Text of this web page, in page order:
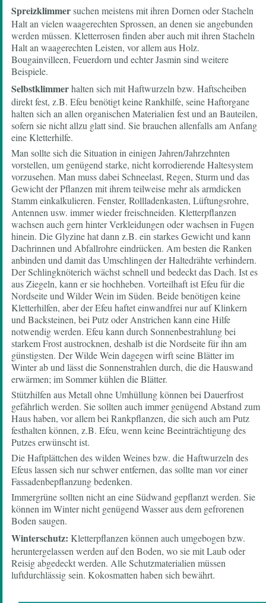
Spreizklimmersuchen meistens mit ihren Dornen oder Stacheln
Halt an vielen waagerechten Sprossen, an denen sie angebunden
werden müssen. Kletterrosen finden aber auch mit ihren Stacheln
Halt an waagerechten Leisten, vor allem aus Holz.
Bougainvilleen, Feuerdorn und echter Jasmin sind weitere
Beispiele.
Selbstklimmerhalten sich mit Haftwurzeln bzw. Haftscheiben
direkt fest, z.B. Efeu benötigt keine Rankhilfe, seine Haftorgane
halten sich an allen organischen Materialien fest und an Bauteilen,
sofern sie nicht allzu glatt sind. Sie brauchen allenfalls am Anfang
eine Kletterhilfe.
Man sollte sich die Situation in einigen Jahren/Jahrzehnten
vorstellen, um genügend starke, nicht korrodierende Haltesystem
vorzusehen. Man muss dabei Schneelast, Regen, Sturm und das
Gewicht der Pflanzen mit ihrem teilweise mehr als armdicken
Stamm einkalkulieren. Fenster, Rollladenkasten, Lüftungsrohre,
Antennen usw. immer wieder freischneiden. Kletterpflanzen
wachsen auch gern hinter Verkleidungen oder wachsen in Fugen
hinein. Die Glyzine hat dann z.B. ein starkes Gewicht und kann
Dachrinnen und Abfallrohre eindrücken. Am besten die Ranken
anbinden und damit das Umschlingen der Haltedrähte verhindern.
Der Schlingknöterich wächst schnell und bedeckt das Dach. Ist es
aus Ziegeln, kann er sie hochheben. Vorteilhaft ist Efeu für die
Nordseite und Wilder Wein im Süden. Beide benötigen keine
Kletterhilfen, aber der Efeu haftet einwandfrei nur auf Klinkern
und Backsteinen, bei Putz oder Anstrichen kann eine Hilfe
notwendig werden. Efeu kann durch Sonnenbestrahlung bei
starkem Frost austrocknen, deshalb ist die Nordseite für ihn am
günstigsten. Der Wilde Wein dagegen wirft seine Blätter im
Winter ab und lässt die Sonnenstrahlen durch, die die Hauswand
erwärmen; im Sommer kühlen die Blätter.
Stützhilfen aus Metall ohne Umhüllung können bei Dauerfrost
gefährlich werden. Sie sollten auch immer genügend Abstand zum
Haus haben, vor allem bei Rankpflanzen, die sich auch am Putz
festhalten können, z.B. Efeu, wenn keine Beeinträchtigung des
Putzes erwünscht ist.
Die Haftplättchen des wilden Weines bzw. die Haftwurzeln des
Efeus lassen sich nur schwer entfernen, das sollte man vor einer
Fassadenbepflanzung bedenken.
Immergrüne sollten nicht an eine Südwand gepflanzt werden. Sie
können im Winter nicht genügend Wasser aus dem gefrorenen
Boden saugen.
Winterschutz: Kletterpflanzen können auch umgebogen bzw.
heruntergelassen werden auf den Boden, wo sie mit Laub oder
Reisig abgedeckt werden. Alle Schutzmaterialien müssen
luftdurchlässig sein. Kokosmatten haben sich bewährt.